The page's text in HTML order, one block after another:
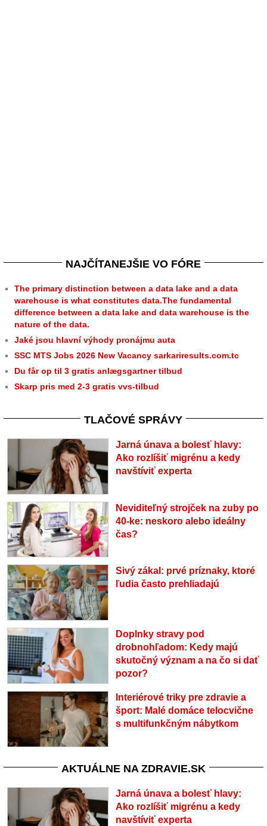
NAJČÍTANEJŠIE VO FÓRE
The primary distinction between a data lake and a data
warehouse is what constitutes data.The fundamental
difference between a data lake and data warehouse is the
nature of the data.
Jaké jsou hlavní výhody pronájmu auta
SSC MTS Jobs 2026 New Vacancy sarkariresults.com.tc
Du får op til 3 gratis anlægsgartner tilbud
Skarp pris med 2-3 gratis vvs-tilbud
TLAČOVÉ SPRÁVY
Jarná únava a bolesť hlavy:
Ako rozlíšiť migrénu a kedy
navštíviť experta
Neviditeľný strojček na zuby po
40-ke: neskoro alebo ideálny
čas?
Sivý zákal: prvé príznaky, ktoré
ľudia často prehliadajú
Doplnky stravy pod
drobnohľadom: Kedy majú
skutočný význam a na čo si dať
pozor?
Interiérové triky pre zdravie a
šport: Malé domáce telocvične
s multifunkčným nábytkom
AKTUÁLNE NA ZDRAVIE.SK
Jarná únava a bolesť hlavy:
Ako rozlíšiť migrénu a kedy
navštíviť experta